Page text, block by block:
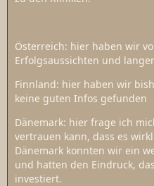
Österreich: hier haben wir
Erfolgsaussichten und
Finnland: hier haben wir
keine guten Infos gefunden
Dänemark: hier frage ich
vertrauen kann, dass es
Dänemark konnten wir ein
und hatten den Eindruck,
investiert.